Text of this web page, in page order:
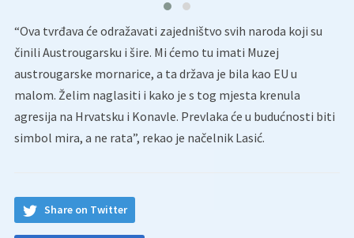
“Ova tvrđava će odražavati zajedništvo svih naroda koji su
činili Austrougarsku i šire. Mi ćemo tu imati Muzej
austrougarske mornarice, a ta država je bila kao EU u
malom. Želim naglasiti i kako je s tog mjesta krenula
agresija na Hrvatsku i Konavle. Prevlaka će u budućnosti biti
simbol mira, a ne rata”, rekao je načelnik Lasić.
Share on Twitter